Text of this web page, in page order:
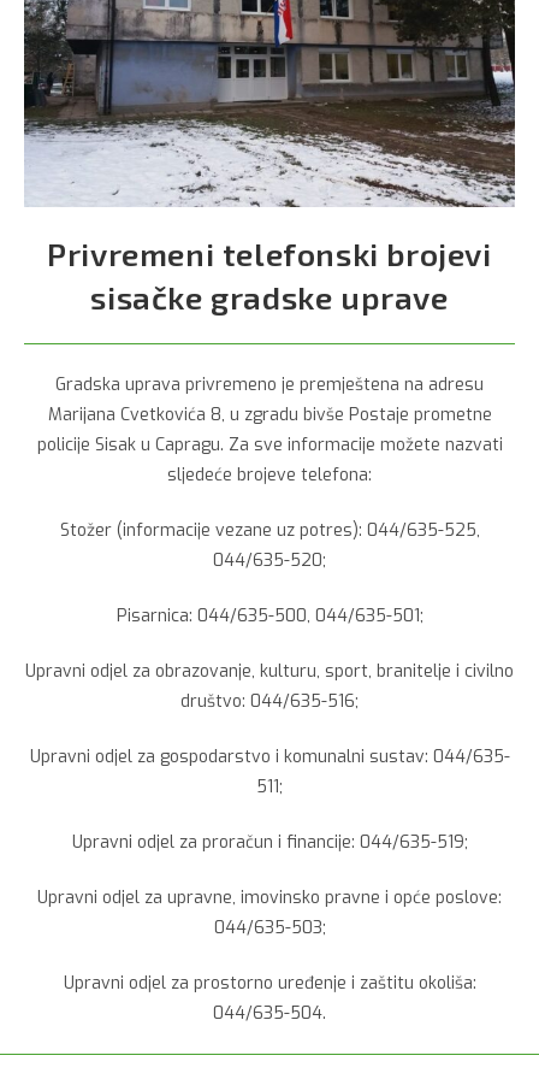
Privremeni telefonski brojevi
sisačke gradske uprave
Gradska uprava privremeno je premještena na adresu
Marijana Cvetkovića 8, u zgradu bivše Postaje prometne
policije Sisak u Capragu. Za sve informacije možete nazvati
sljedeće brojeve telefona:
Stožer (informacije vezane uz potres): 044/635-525,
044/635-520;
Pisarnica: 044/635-500, 044/635-501;
Upravni odjel za obrazovanje, kulturu, sport, branitelje i civilno
društvo: 044/635-516;
Upravni odjel za gospodarstvo i komunalni sustav: 044/635-
511;
Upravni odjel za proračun i financije: 044/635-519;
Upravni odjel za upravne, imovinsko pravne i opće poslove:
044/635-503;
Upravni odjel za prostorno uređenje i zaštitu okoliša:
044/635-504.